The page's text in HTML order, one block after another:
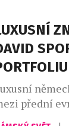
Heidi
přední
současnou